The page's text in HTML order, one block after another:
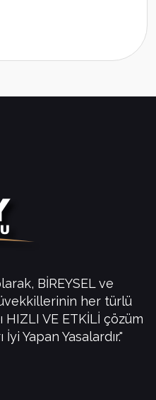
BİREYSEL ve
her türlü
HIZLI VE ETKİLİ çözüm
Yapan Yasalardır."